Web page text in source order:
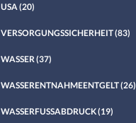
USA (20)
VERSORGUNGSSICHERHEIT(83)
WASSER (37)
WASSERENTNAHMEENTGELT(26)
WASSERFUSSABDRUCK(19)